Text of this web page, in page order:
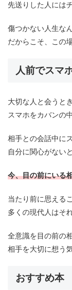
先送りした人には
傷つかない人生な
だからこそ、この
人前でスマ
大切な人と会うと
スマホをカバンの
相手との会話中に
自分に関心がない
今、目の前にいる
当たり前に思える
多くの現代人はそ
全意識を目の前の
相手を大切に想う
おすすめ本